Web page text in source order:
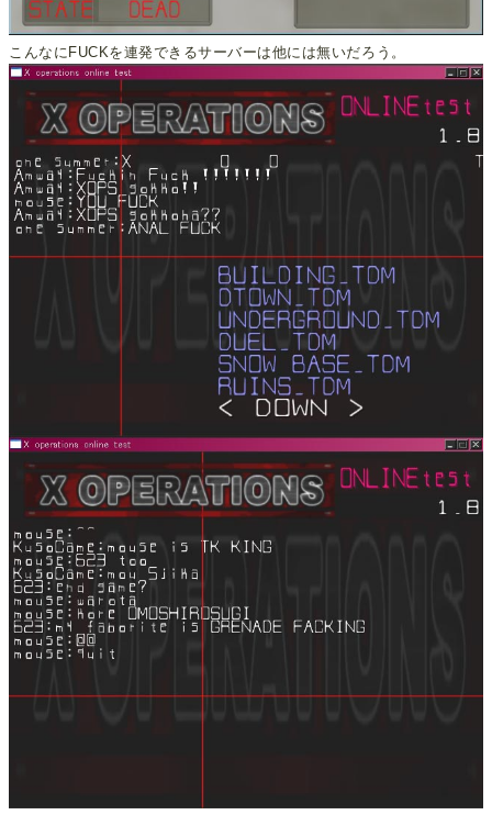
こんなにFUCKを連発できるサーバーは他には無いだろう。